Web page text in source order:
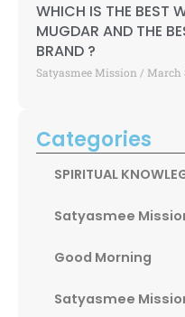
WHICH IS THE BEST
MUGDAR AND THE
BRAND ?
Satyasmee Mission March
Categories
SPIRITUAL
Satyasmee
Good Morning
Satyasmee